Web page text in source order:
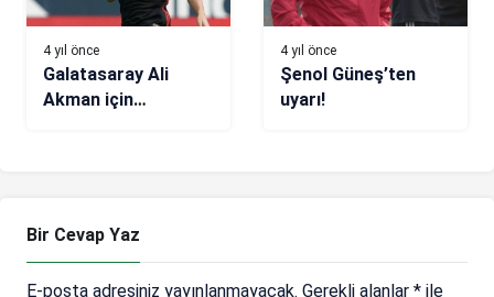
4 yıl önce
Galatasaray Ali
Akman için
4 yıl önce
Şenol Güneş’ten
uyarı!
Bir Cevap Yaz
E-posta adresiniz yayınlanmayacak. Gerekli alanlar * ile